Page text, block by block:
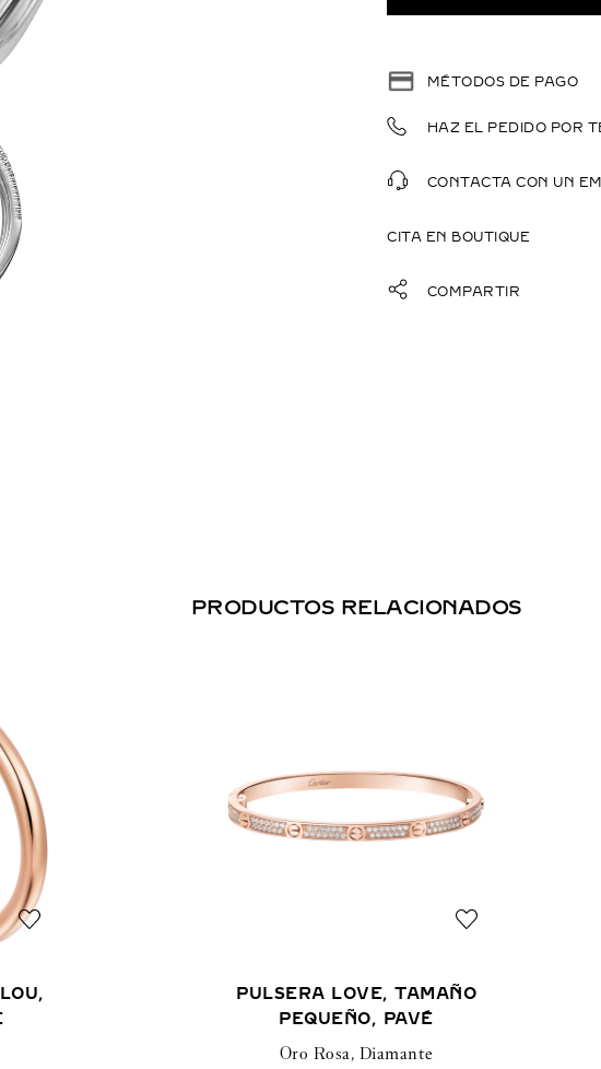
MÉTODOS DE PAGO
HAZ EL PEDIDO POR
CONTACTA CON UN
CITA EN BOUTIQUE
COMPARTIR
PRODUCTOS RELACIONADOS
PULSERA LOVE, TAMAÑO
PEQUEÑO, PAVÉ
Oro Rosa, Diamante